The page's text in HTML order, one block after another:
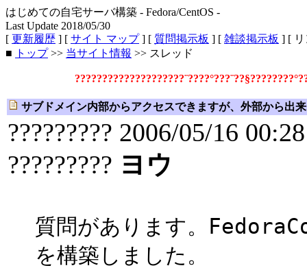
はじめての自宅サーバ構築 - Fedora/CentOS -
Last Update 2018/05/30
[ 更新履歴 ] [ サイト マップ] [ 質問掲示板 ] [ 雑談掲示板 ] [
■
トップ>> 当サイト情報 >> スレッド
サブドメイン内部からアクセスできますが、外部から出
????????? 2006/05/16 00:28
????????? ヨウ
質問があります。
を構築しました。